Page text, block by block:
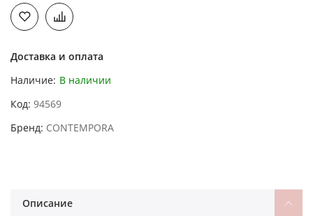
Доставка и оплата
Наличие: В наличии
Код 94569
Бренд CONTEMPORA
Описание